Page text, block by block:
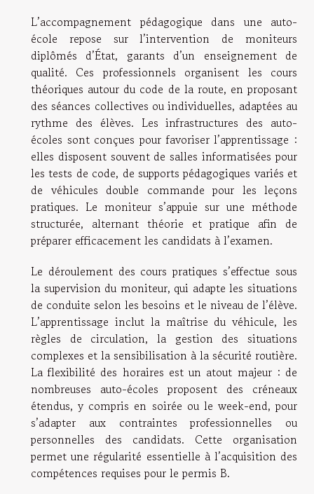
L’accompagnement pédagogique dans une auto-
école repose sur l’intervention de moniteurs
diplômés d’État, garants d’un enseignement de
qualité. Ces professionnels organisent les cours
théoriques autour du code de la route, en proposant
des séances collectives ou individuelles, adaptées au
rythme des élèves. Les infrastructures des auto-
écoles sont conçues pour favoriser l’apprentissage :
elles disposent souvent de salles informatisées pour
les tests de code, de supports pédagogiques variés et
de véhicules double commande pour les leçons
pratiques. Le moniteur s’appuie sur une méthode
structurée, alternant théorie et pratique afin de
préparer efficacement les candidats à l’examen.
Le déroulement des cours pratiques s’effectue sous
la supervision du moniteur, qui adapte les situations
de conduite selon les besoins et le niveau de l’élève.
L’apprentissage inclut la maîtrise du véhicule, les
règles de circulation, la gestion des situations
complexes et la sensibilisation à la sécurité routière.
La flexibilité des horaires est un atout majeur : de
nombreuses auto-écoles proposent des créneaux
étendus, y compris en soirée ou le week-end, pour
s’adapter aux contraintes professionnelles ou
personnelles des candidats. Cette organisation
permet une régularité essentielle à l’acquisition des
compétences requises pour le permis B.